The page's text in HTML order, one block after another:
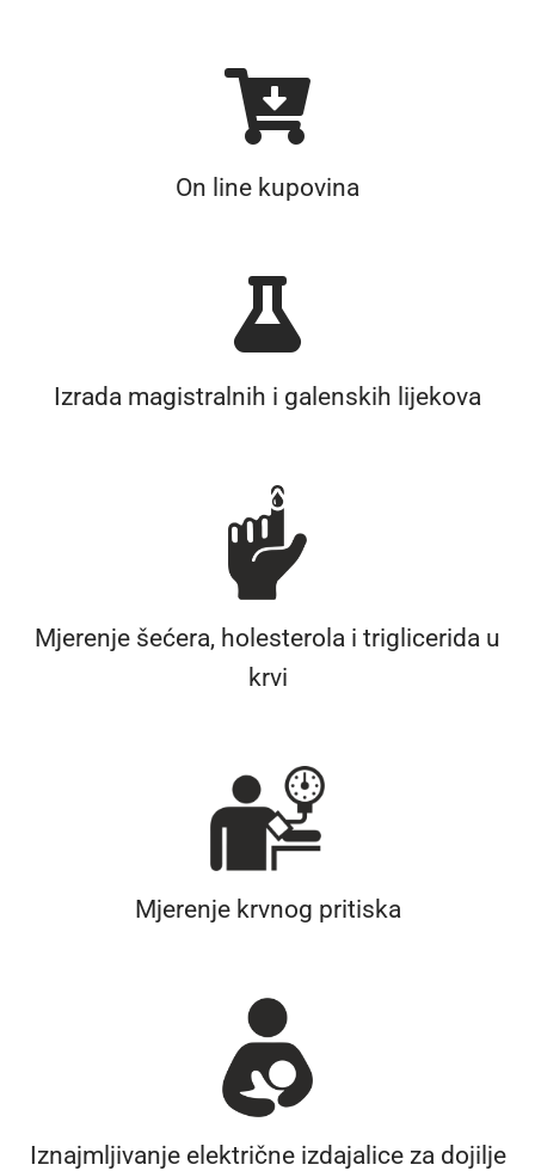
On line kupovina
Izrada magistralnih i galenskih lijekova
Mjerenje šećera, holesterola i triglicerida u
krvi
Mjerenje krvnog pritiska
Iznajmljivanje električne izdajalice za dojilje